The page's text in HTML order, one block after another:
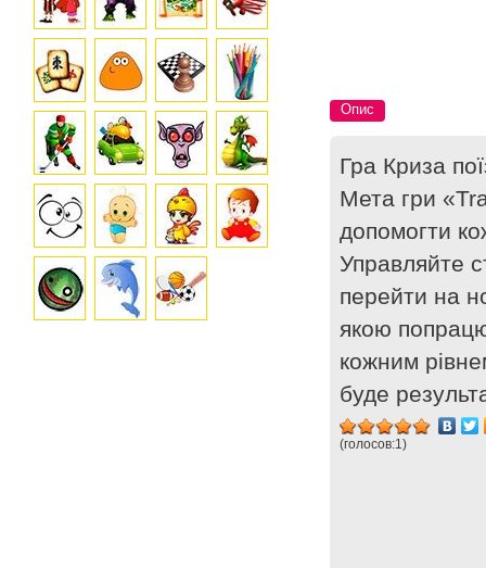
Опис
Гра Криза
Мета гри
допомогти
Управляйте
перейти на
якою
кожним
буде
(голосов:1)